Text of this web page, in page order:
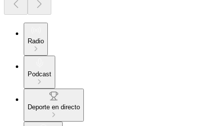
Radio
Podcast
Deporte en directo